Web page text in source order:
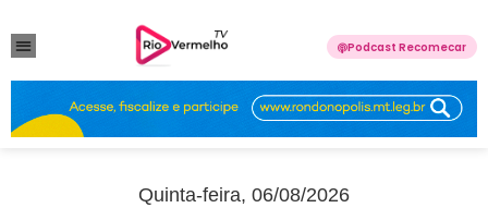
Podcast Recomecar
Quinta-feira, 06/08/2026